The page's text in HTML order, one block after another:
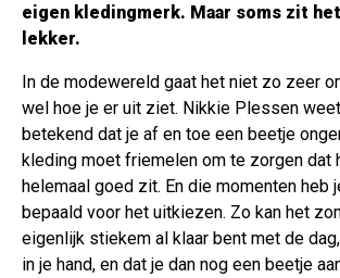
eigen kledingmerk. Maar soms zit
lekker.
In de modewereld gaat het niet zo zeer
wel hoe je er uit ziet. Nikkie Plessen
betekend dat je af en toe een beetje
kleding moet friemelen om te zorgen dat
helemaal goed zit. En die momenten heb
bepaald voor het uitkiezen. Zo kan het
eigenlijk stiekem al klaar bent met de
in je hand, en dat je dan nog een beetje